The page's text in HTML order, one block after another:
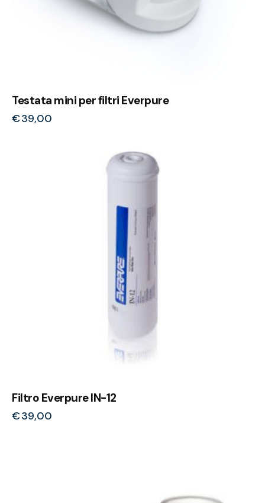
Testata mini per filtri Everpure
€39,00
Filtro Everpure IN-12
€39,00